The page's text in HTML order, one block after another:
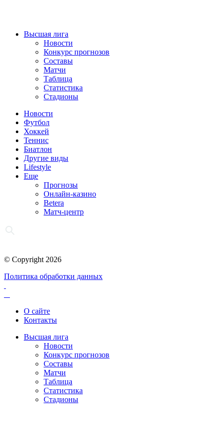
Высшая лига
Новости
Конкурс прогнозов
Составы
Матчи
Таблица
Статистика
Стадионы
Новости
Футбол
Хоккей
Теннис
Биатлон
Другие виды
Lifestyle
Еще
Прогнозы
Онлайн-казино
Betera
Матч-центр
© Copyright 2026
Политика обработки данных
О сайте
Контакты
Высшая лига
Новости
Конкурс прогнозов
Составы
Матчи
Таблица
Статистика
Стадионы